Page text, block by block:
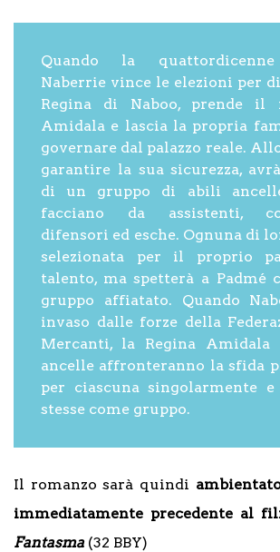
Quando la
Naberrie vince le elezioni per
Regina di Naboo, prende il
Amidala e lascia la propria
governare dal palazzo reale.
garantire la sua sicurezza,
di un gruppo di abili
facciano da assistenti,
difensori ed esche. Ognuna di
selezionata per il proprio
talento, ma spetterà a Padmé
gruppo affiatato. Quando
invaso dalle forze della
Mercanti, la Regina
ancelle affronteranno la sfida
per ciascuna singolarmente
stesse come gruppo.
Il romanzo sarà quindi
immediatamente precedente al
Fantasma (32 BBY)